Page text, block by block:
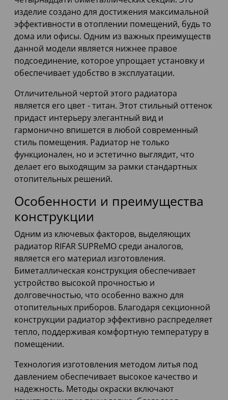
изделие создано для достижения максимальной
эффективности в отоплении помещений, будь то
дома или офисы. Одним из важных преимуществ
данной модели является нижнее правое
подсоединение, которое упрощает установку и
обеспечивает удобство в эксплуатации.
Отличительной чертой этого радиатора
является его цвет - титан. Этот стильный оттенок
придаст интерьеру элегантный вид и
гармонично впишется в любой современный
стиль помещения. Радиатор не только
функционален, но и эстетично выглядит, что
делает его выходящим за рамки стандартных
отопительных решений.
Особенности и преимущества
конструкции
Одним из ключевых факторов, выделяющих
радиатор RIFAR SUPReMO среди аналогов,
является его материал изготовления.
Биметаллическая конструкция обеспечивает
устройство высокой прочностью и
долговечностью, что особенно важно для
отопительных приборов. Благодаря секционной
конструкции радиатор эффективно распределяет
тепло, поддерживая комфортную температуру в
помещении.
Технология изготовления методом литья под
давлением обеспечивает высокое качество и
надежность. Методы окраски включают